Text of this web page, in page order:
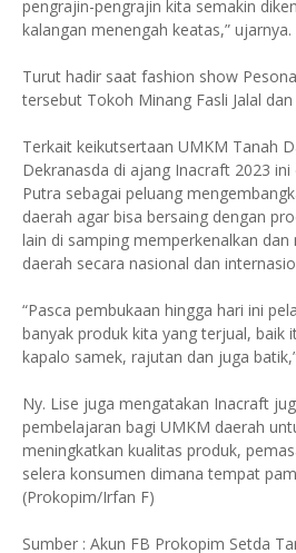
pengrajin-pengrajin kita semakin
kalangan menengah keatas,” ujarnya.
Turut hadir saat fashion show
tersebut Tokoh Minang Fasli Jalal
Terkait keikutsertaan UMKM Tanah
Dekranasda di ajang Inacraft 2023 ini
Putra sebagai peluang
daerah agar bisa bersaing dengan
lain di samping memperkenalkan
daerah secara nasional dan
“Pasca pembukaan hingga hari ini
banyak produk kita yang terjual, baik
kapalo samek, rajutan dan juga
Ny. Lise juga mengatakan Inacraft
pembelajaran bagi UMKM daerah
meningkatkan kualitas produk,
selera konsumen dimana tempat
(Prokopim/Irfan F)
Sumber : Akun FB Prokopim Setda